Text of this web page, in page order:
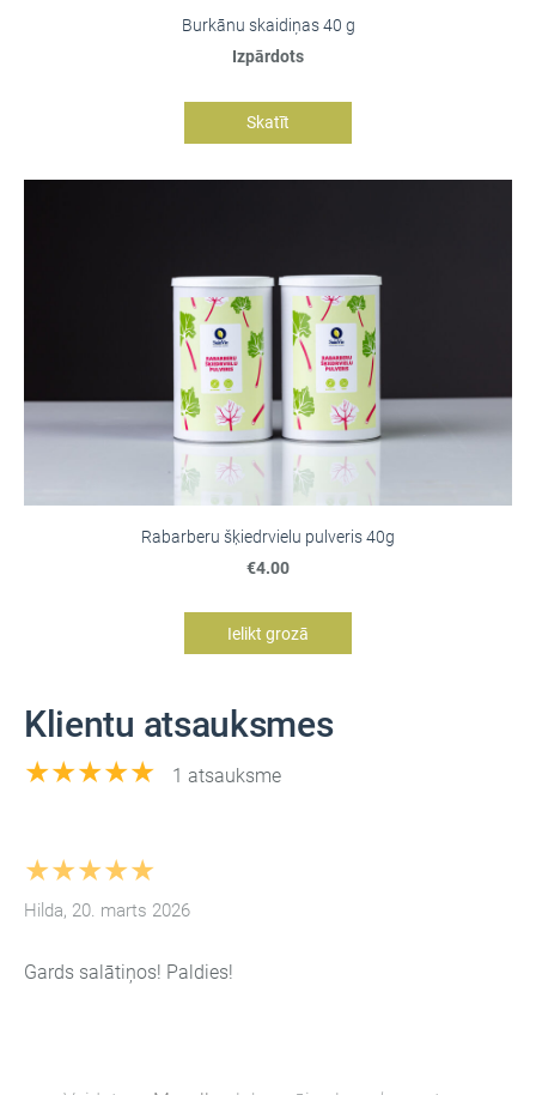
Burkānu skaidiņas 40 g
Izpārdots
Skatīt
Rabarberu šķiedrvielu pulveris 40g
€4.00
Ielikt grozā
Klientu atsauksmes
★★★★★ 1 atsauksme
★★★★★
Hilda, 20. marts 2026
Gards salātiņos! Paldies!